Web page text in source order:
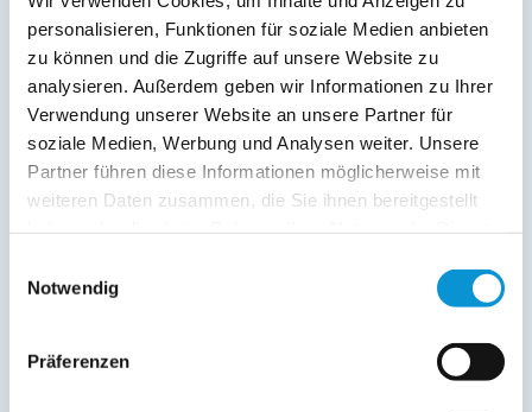
personalisieren, Funktionen für soziale Medien anbieten
zu können und die Zugriffe auf unsere Website zu
analysieren. Außerdem geben wir Informationen zu Ihrer
Verwendung unserer Website an unsere Partner für
soziale Medien, Werbung und Analysen weiter. Unsere
Partner führen diese Informationen möglicherweise mit
weiteren Daten zusammen, die Sie ihnen bereitgestellt
Notwendig
Präferenzen
Handtücher inkl.
Kurtaxfrei
Verpflegung:
Brötchenservice
Beschreibung
Das 4 Raum Apartment mit 83 m² ist für max. 8 Personen
geeignet. Im Erdgeschoss befinden sich der Wohnraum mit
Schlafsofa und das Gäste-WC. Eine Holztreppe im